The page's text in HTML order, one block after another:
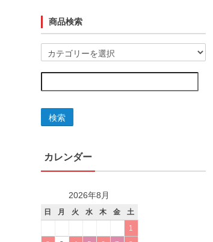
商品検索
検索
カレンダー
2026年8月
日 月 火 水 木 金
土
1